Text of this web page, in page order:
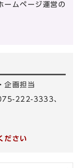
ームページ運営の
企画担当
222-3333、
ださい